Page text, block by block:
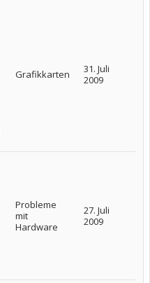
Grafikkarten
31. Juli
2009
Probleme
mit
Hardware
27. Juli
2009